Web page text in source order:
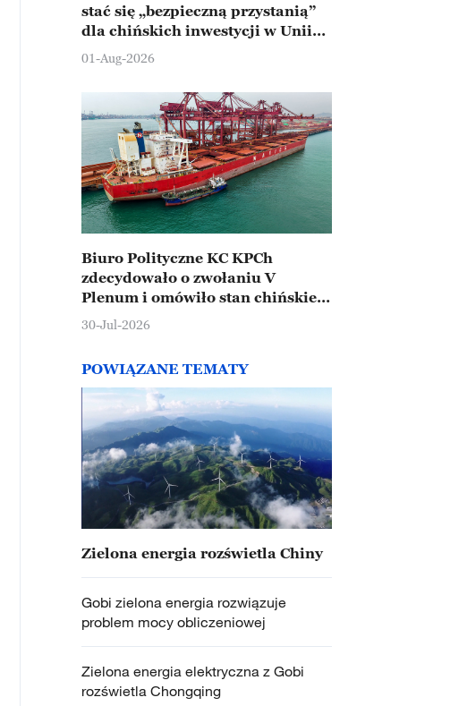
stać się „bezpieczną przystanią”
dla chińskich inwestycji w Unii
Europejskiej
01-Aug-2026
Biuro Polityczne KC KPCh
zdecydowało o zwołaniu V
Plenum i omówiło stan chińskiej
gospodarki
30-Jul-2026
POWIĄZANE TEMATY
Zielona energia rozświetla Chiny
Gobi zielona energia rozwiązuje
problem mocy obliczeniowej
Zielona energia elektryczna z Gobi
rozświetla Chongqing